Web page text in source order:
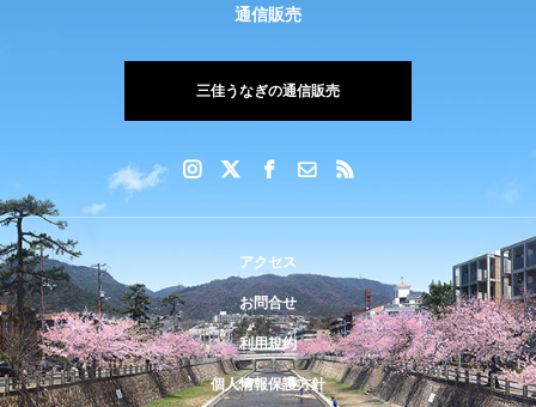
通信販売
三佳うなぎの通信販売
アクセス
お問合せ
利用規約
個人情報保護方針